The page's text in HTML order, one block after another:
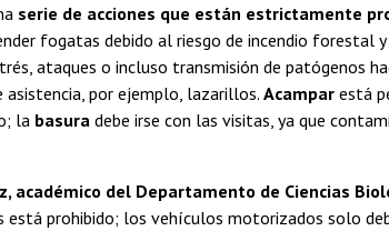
serie de acciones que están estrictamente
fogatas debido al riesgo de incendio forestal
ataques o incluso transmisión de patógenos
por ejemplo, lazarillos.Acampar está
la basura debe irse con las visitas, ya que
académico del Departamento de Ciencias
está prohibido; los vehículos motorizados solo